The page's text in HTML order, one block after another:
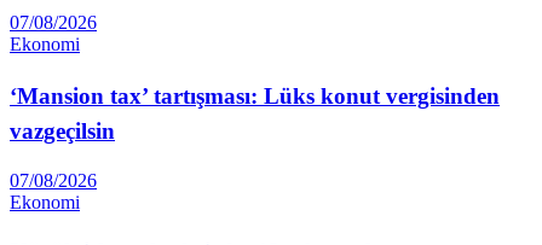
07/08/2026
Ekonomi
‘Mansion tax’ tartışması: Lüks konut vergisinden
vazgeçilsin
07/08/2026
Ekonomi